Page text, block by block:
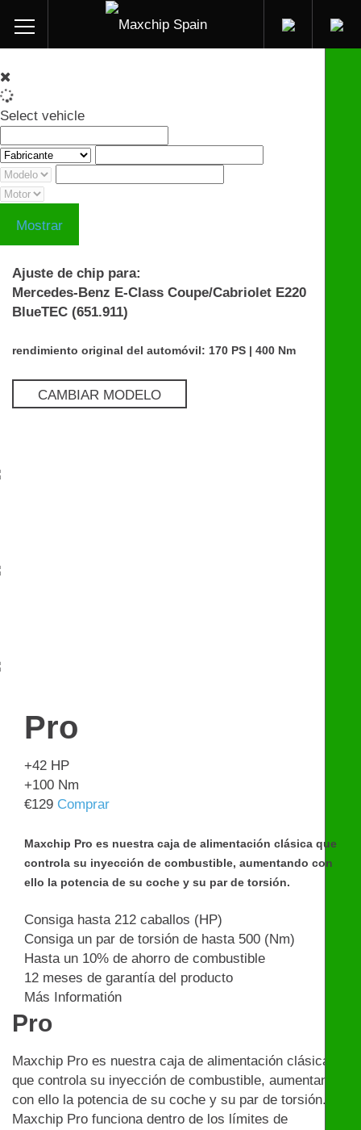
Select vehicle
Mostrar
Ajuste de chip para:
Mercedes-Benz E-Class Coupe/Cabriolet E220
BlueTEC (651.911)
rendimiento original del automóvil: 170 PS | 400 Nm
CAMBIAR MODELO
Pro
+42 HP
+100 Nm
€129 Comprar
Maxchip Pro es nuestra caja de alimentación clásica que
controla su inyección de combustible, aumentando con
ello la potencia de su coche y su par de torsión.
Consiga hasta 212 caballos (HP)
Consiga un par de torsión de hasta 500 (Nm)
Hasta un 10% de ahorro de combustible
12 meses de garantía del producto
Más Informatión
Pro
Maxchip Pro es nuestra caja de alimentación clásica
que controla su inyección de combustible, aumentando
con ello la potencia de su coche y su par de torsión.
Maxchip Pro funciona dentro de los límites de